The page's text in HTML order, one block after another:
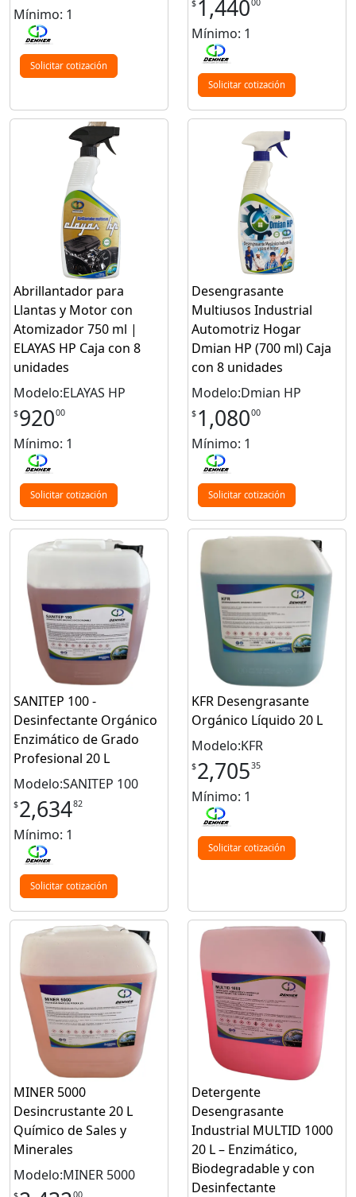
Mínimo: 1
Solicitar cotización
$ 1,440
Mínimo: 1
Solicitar cotización
Abrillantador para
Llantas y Motor con
Atomizador 750 ml |
ELAYAS HP Caja con 8
unidades
Modelo:ELAYAS HP
$92000
Mínimo: 1
Solicitar cotización
Desengrasante
Multiusos Industrial
Automotriz Hogar
Dmian HP (700 ml) Caja
con 8 unidades
Modelo:Dmian HP
$ 1,08000
Mínimo: 1
Solicitar cotización
SANITEP 100 -
Desinfectante Orgánico
Enzimático de Grado
Profesional 20 L
Modelo:SANITEP 100
$2,63482
Mínimo: 1
Solicitar cotización
KFR Desengrasante
Orgánico Líquido 20 L
Modelo:KFR
$2,70535
Mínimo: 1
Solicitar cotización
MINER 5000
Desincrustante 20 L
Químico de Sales y
Minerales
Modelo:MINER 5000
Detergente
Desengrasante
Industrial MULTID 1000
20 L – Enzimático,
Biodegradable y con
Desinfectante